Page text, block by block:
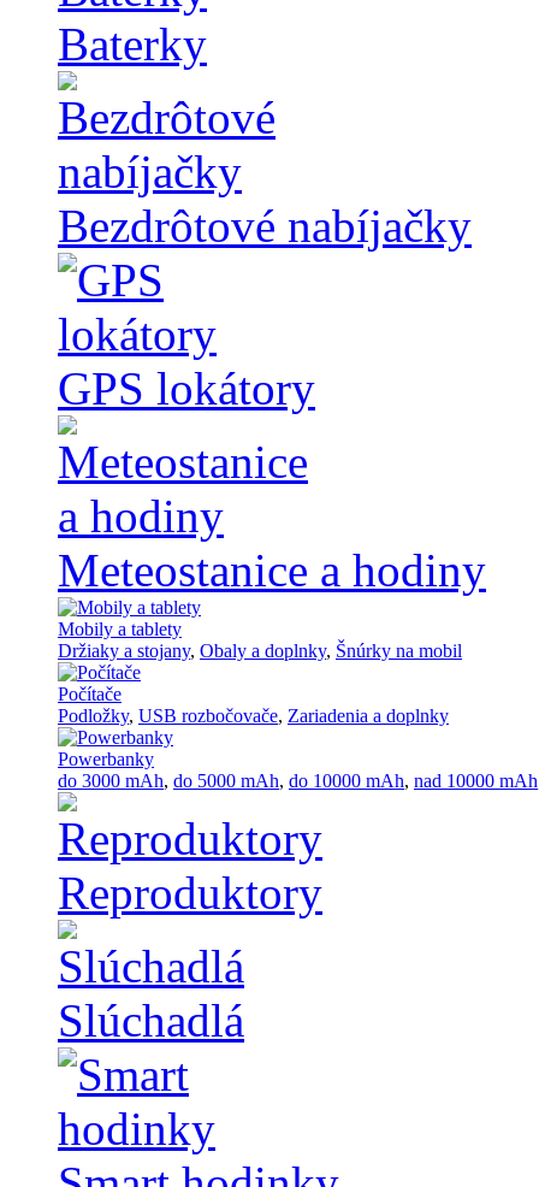
Baterky
Bezdrôtové nabíjačky
GPS lokátory
Meteostanice a hodiny
Mobily a tablety
Držiaky a stojany, Obaly a doplnky, Šnúrky na mobil
Počítače
Podložky, USB rozbočovače, Zariadenia a doplnky
Powerbanky
do 3000 mAh, do 5000 mAh, do 10000 mAh, nad 10000 mAh
Reproduktory
Slúchadlá